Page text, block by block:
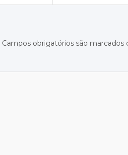
Campos obrigatórios são marcados